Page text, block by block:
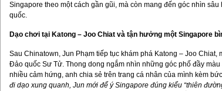
Singapore theo một cách gần gũi, mà còn mang đến góc nhìn
quốc.
Dạo chơi tại Katong – Joo Chiat và tận hưởng một Singapore
Sau Chinatown, Jun Phạm tiếp tục khám phá Katong – Joo Chiat,
Đảo quốc Sư Tử. Thong dong ngắm nhìn những góc phố đầy
nhiều cảm hứng, anh chia sẻ trên trang cá nhân của mình kèm
đi dạo xung quanh, Jun mới để ý Singapore đúng kiểu “thiên